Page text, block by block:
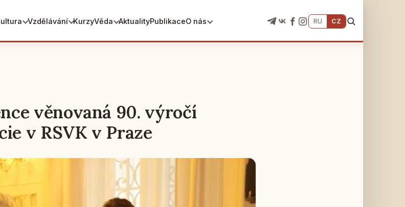
Vzdělávání KurzyVěda AktualityPublikaceO nás RU CZ
věnovaná 90. výročí
v RSVK v Praze